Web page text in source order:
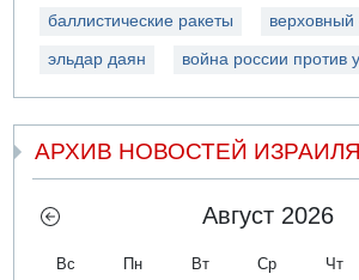
баллистические ракеты верховный
эльдар даян война россии против
АРХИВ НОВОСТЕЙ ИЗРАИЛЯ
Август 2026
Вс Пн Вт Ср Чт